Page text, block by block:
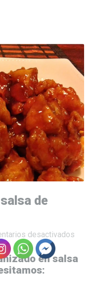
de
desactivadosen
en salsa